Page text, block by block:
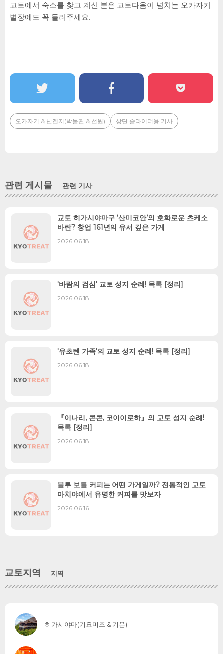
교토에서 숙소를 찾고 계신 분은 교토다움이 넘치는 오카자키
별장에도 꼭 들러주세요.
오카자키 & 난젠지(박물관 & 선원) 상단 슬라이더용 기사
관련 게시물 관련 기사
교토 히가시야마구 ‘산미코안’의 호화로운 츠케소
바란? 창업 161년의 유서 깊은 가게
2026.06.18
'바람의 검심' 교토 성지 순례! 목록 [정리]
2026.06.18
'유초텐 가족'의 교토 성지 순례! 목록 [정리]
2026.06.18
『이나리, 콘콘, 코이이로하』의 교토 성지 순례!
목록 [정리]
2026.06.18
블루 보틀 커피는 어떤 가게일까? 전통적인 교토
마치야에서 유명한 커피를 맛보자
2026.06.16
교토지역 지역
히가시야마(기요미즈 & 기온)